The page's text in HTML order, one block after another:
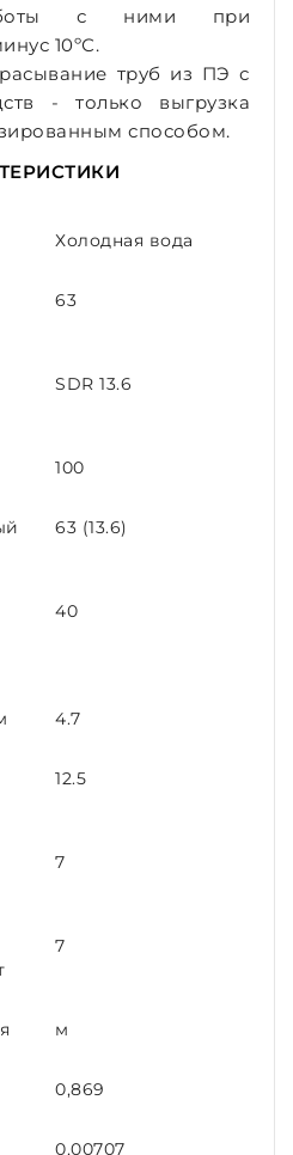
с ними при
10ºС.
труб из ПЭ с
- только выгрузка
способом.
Холодная вода
63
SDR 13.6
100
63 (13.6)
40
4.7
12.5
7
7
м
0,869
0,00707